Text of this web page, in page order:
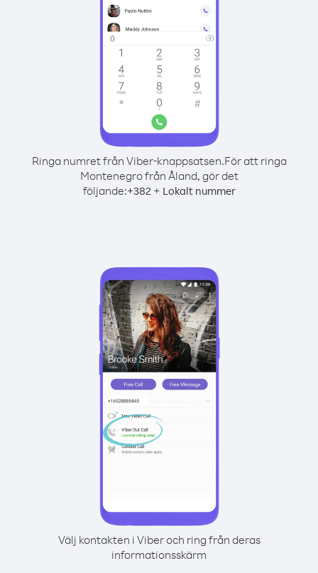
Ringa numret från Viber-knappsatsen.För att ringa
Montenegro från Åland, gör det
följande:+382+ Lokalt nummer
Välj kontakten i Viber och ring från deras
informationsskärm